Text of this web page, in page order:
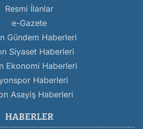
Resmi İlanlar
e-Gazete
Gündem Haberleri
Siyaset Haberleri
Ekonomi Haberleri
Haberleri
Asayiş Haberleri
HABERLER